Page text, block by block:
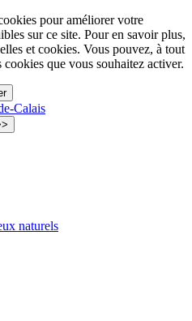
pour améliorer votre
sur ce site. Pour en savoir plus,
et cookies. Vous pouvez, à tout
que vous souhaitez activer.
naturels